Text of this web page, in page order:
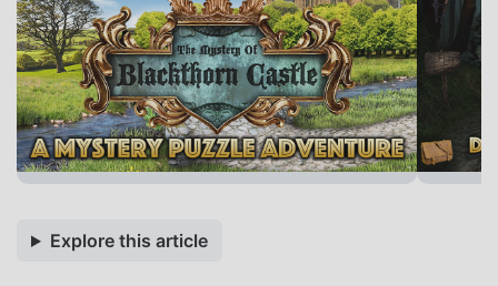
Explore this article